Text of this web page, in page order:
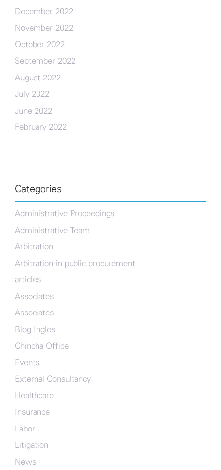
December 2022
November 2022
October 2022
September 2022
August 2022
July 2022
June 2022
February 2022
Categories
Administrative Proceedings
Administrative Team
Arbitration
Arbitration in public procurement
articles
Associates
Associates
Blog Ingles
Chincha Office
Events
External Consultancy
Healthcare
Insurance
Labor
Litigation
News